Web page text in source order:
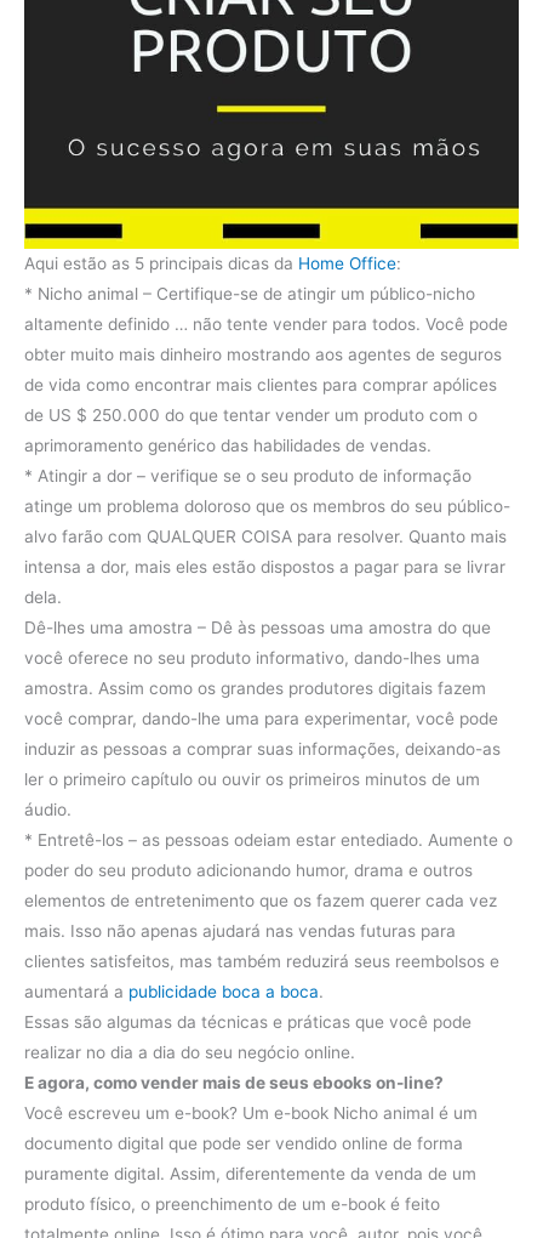
Aqui estão as 5 principais dicas da Home Office:
* Nicho animal – Certifique-se de atingir um público-nicho
altamente definido … não tente vender para todos. Você pode
obter muito mais dinheiro mostrando aos agentes de seguros
de vida como encontrar mais clientes para comprar apólices
de US $ 250.000 do que tentar vender um produto com o
aprimoramento genérico das habilidades de vendas.
* Atingir a dor – verifique se o seu produto de informação
atinge um problema doloroso que os membros do seu público-
alvo farão com QUALQUER COISA para resolver. Quanto mais
intensa a dor, mais eles estão dispostos a pagar para se livrar
dela.
Dê-lhes uma amostra – Dê às pessoas uma amostra do que
você oferece no seu produto informativo, dando-lhes uma
amostra. Assim como os grandes produtores digitais fazem
você comprar, dando-lhe uma para experimentar, você pode
induzir as pessoas a comprar suas informações, deixando-as
ler o primeiro capítulo ou ouvir os primeiros minutos de um
áudio.
* Entretê-los – as pessoas odeiam estar entediado. Aumente o
poder do seu produto adicionando humor, drama e outros
elementos de entretenimento que os fazem querer cada vez
mais. Isso não apenas ajudará nas vendas futuras para
clientes satisfeitos, mas também reduzirá seus reembolsos e
aumentará a publicidade boca a boca.
Essas são algumas da técnicas e práticas que você pode
realizar no dia a dia do seu negócio online.
E agora, como vender mais de seus ebooks on-line?
Você escreveu um e-book? Um e-book Nicho animal é um
documento digital que pode ser vendido online de forma
puramente digital. Assim, diferentemente da venda de um
produto físico, o preenchimento de um e-book é feito
totalmente online. Isso é ótimo para você, autor, pois você